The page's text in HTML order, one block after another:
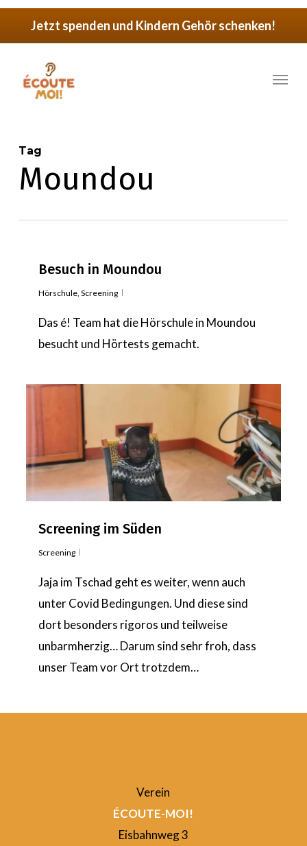
Skip
content
Jetzt spenden und Kindern Gehör schenken!
Menu
Tag
Moundou
Besuch in Moundou
Hörschule,Screening
Das é! Team hat die Hörschule in Moundou
besucht und Hörtests gemacht.
Screening im Süden
Screening
Jaja im Tschad geht es weiter, wenn auch
unter Covid Bedingungen. Und diese sind
dort besonders rigoros und teilweise
unbarmherzig… Darum sind sehr froh, dass
unser Team vor Ort trotzdem…
Verein
ÉCOUTE-MOI!
Eisbahnweg 3